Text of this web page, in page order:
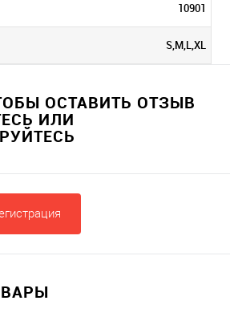
10901
S,M,L,XL
ОСТАВИТЬ ОТЗЫВ
ИЛИ